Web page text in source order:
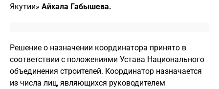
Якутии» Айхала Габышева.
Решение о назначении координатора принято в
соответствии с положениями Устава Национального
объединения строителей. Координатор назначается
из числа лиц, являющихся руководителем